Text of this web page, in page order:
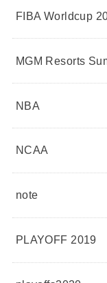
FIBA Worldcup
MGM Resorts
NBA
NCAA
note
PLAYOFF 2019